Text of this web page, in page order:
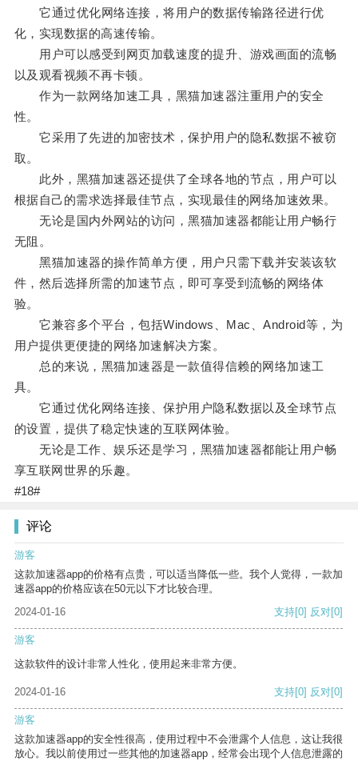
它通过优化网络连接，将用户的数据传输路径进行优
化，实现数据的高速传输。
用户可以感受到网页加载速度的提升、游戏画面的流畅
以及观看视频不再卡顿。
作为一款网络加速工具，黑猫加速器注重用户的安全
性。
它采用了先进的加密技术，保护用户的隐私数据不被窃
取。
此外，黑猫加速器还提供了全球各地的节点，用户可以
根据自己的需求选择最佳节点，实现最佳的网络加速效果。
无论是国内外网站的访问，黑猫加速器都能让用户畅行
无阻。
黑猫加速器的操作简单方便，用户只需下载并安装该软
件，然后选择所需的加速节点，即可享受到流畅的网络体
验。
它兼容多个平台，包括Windows、Mac、Android等，为
用户提供更便捷的网络加速解决方案。
总的来说，黑猫加速器是一款值得信赖的网络加速工
具。
它通过优化网络连接、保护用户隐私数据以及全球节点
的设置，提供了稳定快速的互联网体验。
无论是工作、娱乐还是学习，黑猫加速器都能让用户畅
享互联网世界的乐趣。
#18#
评论
游客
这款加速器app的价格有点贵，可以适当降低一些。我个人觉得，一款加
速器app的价格应该在50元以下才比较合理。
2024-01-16
支持[0] 反对[0]
游客
这款软件的设计非常人性化，使用起来非常方便。
2024-01-16 支持[0] 反对[0]
游客
这款加速器app的安全性很高，使用过程中不会泄露个人信息，这让我很
放心。我以前使用过一些其他的加速器app，经常会出现个人信息泄露的